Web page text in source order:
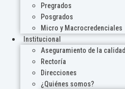
Pregrados
Posgrados
Micro y Macrocredenciales
Institucional
Aseguramiento de la calidad
Rectoría
Direcciones
¿Quiénes somos?